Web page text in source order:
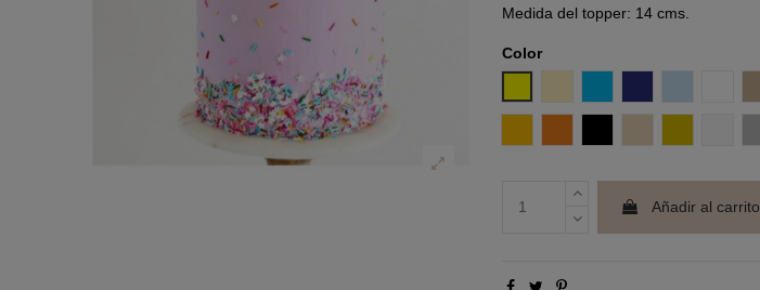
Medida del topper: 14 cms.
Color
Añadir al carrito